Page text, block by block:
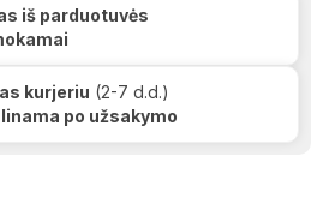
iš parduotuvės
kurjeriu (2-7 d.d.)
po užsakymo